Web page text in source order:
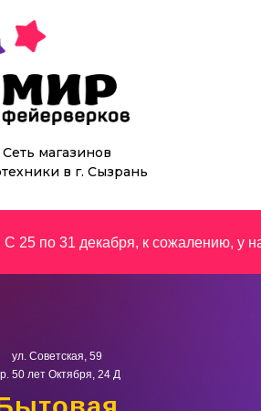
Сеть магазинов
в г. Сызрань
к сожалению, у нас не будет
ул. Советская, 59
50 лет Октября, 24 Д